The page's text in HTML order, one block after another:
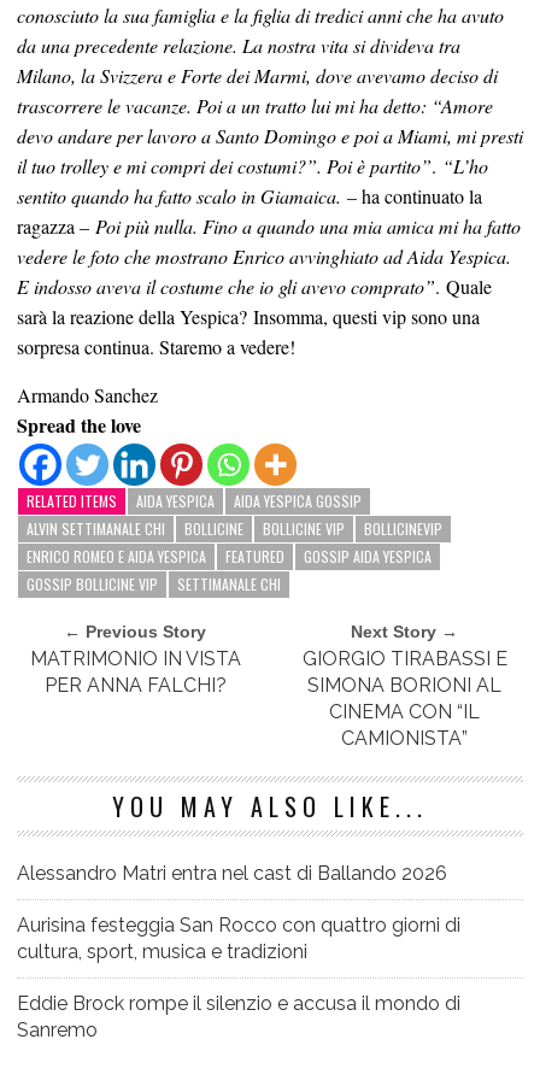
conosciuto la sua famiglia e la figlia di tredici anni che ha avuto
da una precedente relazione. La nostra vita si divideva tra
Milano, la Svizzera e Forte dei Marmi, dove avevamo deciso di
trascorrere le vacanze. Poi a un tratto lui mi ha detto: “Amore
devo andare per lavoro a Santo Domingo e poi a Miami, mi presti
il tuo trolley e mi compri dei costumi?”. Poi è partito”. “L’ho
sentito quando ha fatto scalo in Giamaica. – ha continuato la
ragazza – Poi più nulla. Fino a quando una mia amica mi ha fatto
vedere le foto che mostrano Enrico avvinghiato ad Aida Yespica.
E indosso aveva il costume che io gli avevo comprato”. Quale
sarà la reazione della Yespica? Insomma, questi vip sono una
sorpresa continua. Staremo a vedere!
Armando Sanchez
Spread the love
RELATED ITEMS AIDA YESPICA
AIDA YESPICA GOSSIP
ALVIN SETTIMANALE CHI
BOLLICINE BOLLICINE VIP
BOLLICINEVIP
ENRICO ROMEO E AIDA YESPICA
FEATURED
GOSSIP AIDA YESPICA
GOSSIP BOLLICINE VIP
SETTIMANALE CHI
← Previous Story
MATRIMONIO IN VISTA
PER ANNA FALCHI?
Next Story →
GIORGIO TIRABASSI E
SIMONA BORIONI AL
CINEMA CON “IL
CAMIONISTA‏”
YOU MAY ALSO LIKE...
Alessandro Matri entra nel cast di Ballando 2026
Aurisina festeggia San Rocco con quattro giorni di
cultura, sport, musica e tradizioni
Eddie Brock rompe il silenzio e accusa il mondo di
Sanremo